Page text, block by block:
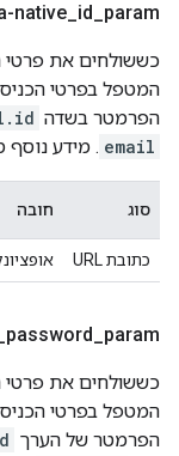
native id param
כששולחים את
המטפל בפרטי
הפרמטר בשדה
email . מידע
סוג חובה
כתובת URL
password param
כששולחים את
המטפל בפרטי
הפרמטר של הערך